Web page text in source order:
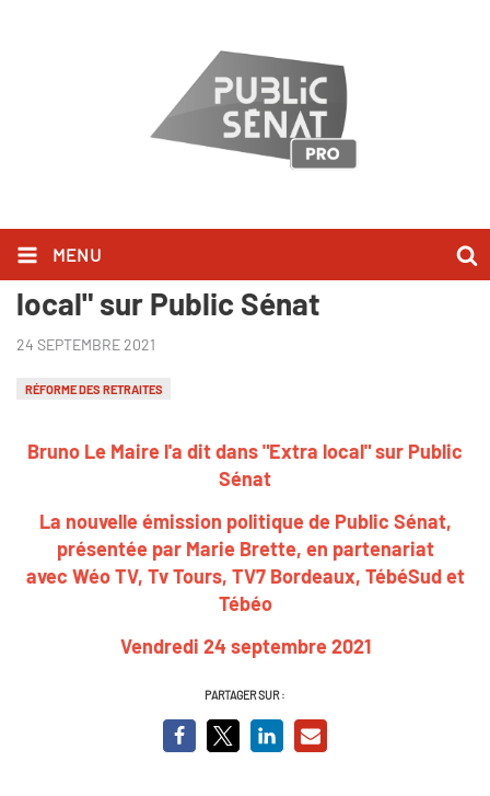
MENU
Bruno Le Maire l'a dit dans "Extra
local" sur Public Sénat
24 SEPTEMBRE 2021
RÉFORME DES RETRAITES
Bruno Le Maire l'a dit dans "Extra local" sur Public
Sénat
La nouvelle émission politique de Public Sénat,
présentée par Marie Brette, en partenariat
avec Wéo TV, Tv Tours, TV7 Bordeaux, TébéSud et
Tébéo
Vendredi 24 septembre 2021
PARTAGER SUR :